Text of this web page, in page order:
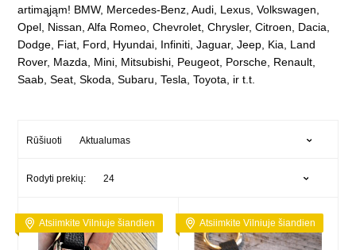
artimąjąm! BMW, Mercedes-Benz, Audi, Lexus, Volkswagen,
Opel, Nissan, Alfa Romeo, Chevrolet, Chrysler, Citroen, Dacia,
Dodge, Fiat, Ford, Hyundai, Infiniti, Jaguar, Jeep, Kia, Land
Rover, Mazda, Mini, Mitsubishi, Peugeot, Porsche, Renault,
Saab, Seat, Skoda, Subaru, Tesla, Toyota, ir t.t.
Rūšiuoti Aktualumas
Rodyti prekių: 24
Atsiimkite Vilniuje šiandien Atsiimkite Vilniuje šiandien